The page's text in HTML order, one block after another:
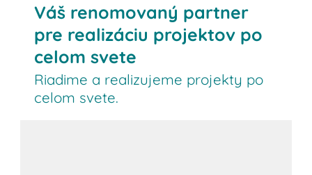
Váš renomovaný partner
pre realizáciu projektov po
celom svete
Riadime a realizujeme projekty po
celom svete.